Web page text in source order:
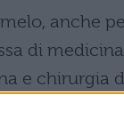
anche
di
e chirurgia
è